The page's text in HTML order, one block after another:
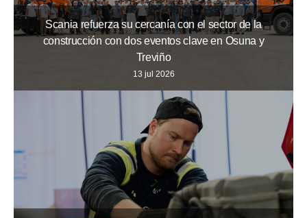
Scania refuerza su cercanía con el sector de la
construcción con dos eventos clave en Osuna y
Treviño
13 jul 2026